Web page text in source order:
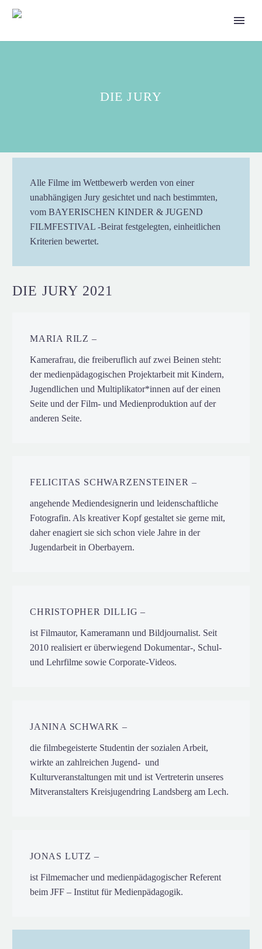
DIE JURY
Alle Filme im Wettbewerb werden von einer
unabhängigen Jury gesichtet und nach bestimmten,
vom BAYERISCHEN KINDER & JUGEND
FILMFESTIVAL -Beirat festgelegten, einheitlichen
Kriterien bewertet.
DIE JURY 2021
MARIA RILZ –
Kamerafrau, die freiberuflich auf zwei Beinen steht:
der medienpädagogischen Projektarbeit mit Kindern,
Jugendlichen und Multiplikator*innen auf der einen
Seite und der Film- und Medienproduktion auf der
anderen Seite.
FELICITAS SCHWARZENSTEINER –
angehende Mediendesignerin und leidenschaftliche
Fotografin. Als kreativer Kopf gestaltet sie gerne mit,
daher enagiert sie sich schon viele Jahre in der
Jugendarbeit in Oberbayern.
CHRISTOPHER DILLIG –
ist Filmautor, Kameramann und Bildjournalist. Seit
2010 realisiert er überwiegend Dokumentar-, Schul-
und Lehrfilme sowie Corporate-Videos.
JANINA SCHWARK –
die filmbegeisterte Studentin der sozialen Arbeit,
wirkte an zahlreichen Jugend- und
Kulturveranstaltungen mit und ist Vertreterin unseres
Mitveranstalters Kreisjugendring Landsberg am Lech.
JONAS LUTZ –
ist Filmemacher und medienpädagogischer Referent
beim JFF – Institut für Medienpädagogik.